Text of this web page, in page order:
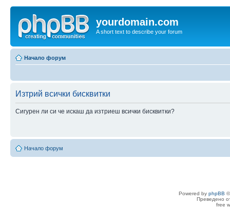
yourdomain.com
A short text to describe your forum
Начало форум
Изтрий всички бисквитки
Сигурен ли си че искаш да изтриеш всички бисквитки?
Начало форум
Powered by phpBB
Преведено
free